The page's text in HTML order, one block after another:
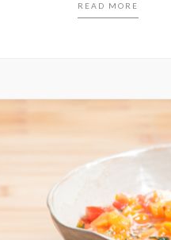
READ MORE